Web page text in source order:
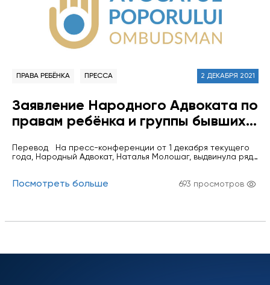
ПРАВА РЕБЁНКА ПРЕССА 2 ДЕКАБРЯ 2021
Заявление Народного Адвоката по
правам ребёнка и группы бывших и
Народного Адвоката в связи с
сделанными в адрес института
Перевод На пресс-конференции от 1 декабря текущего
года, Народный Адвокат, Наталья Молошаг, выдвинула ряд
подвергла жесткой критике руководство учреждения,
ей при ее…
Посмотреть больше 693 просмотров